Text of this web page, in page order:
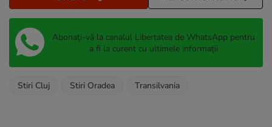
Abonați-vă la canalul Libertatea de WhatsApp pentru
a fi la curent cu ultimele informații
Stiri Cluj Stiri Oradea Transilvania